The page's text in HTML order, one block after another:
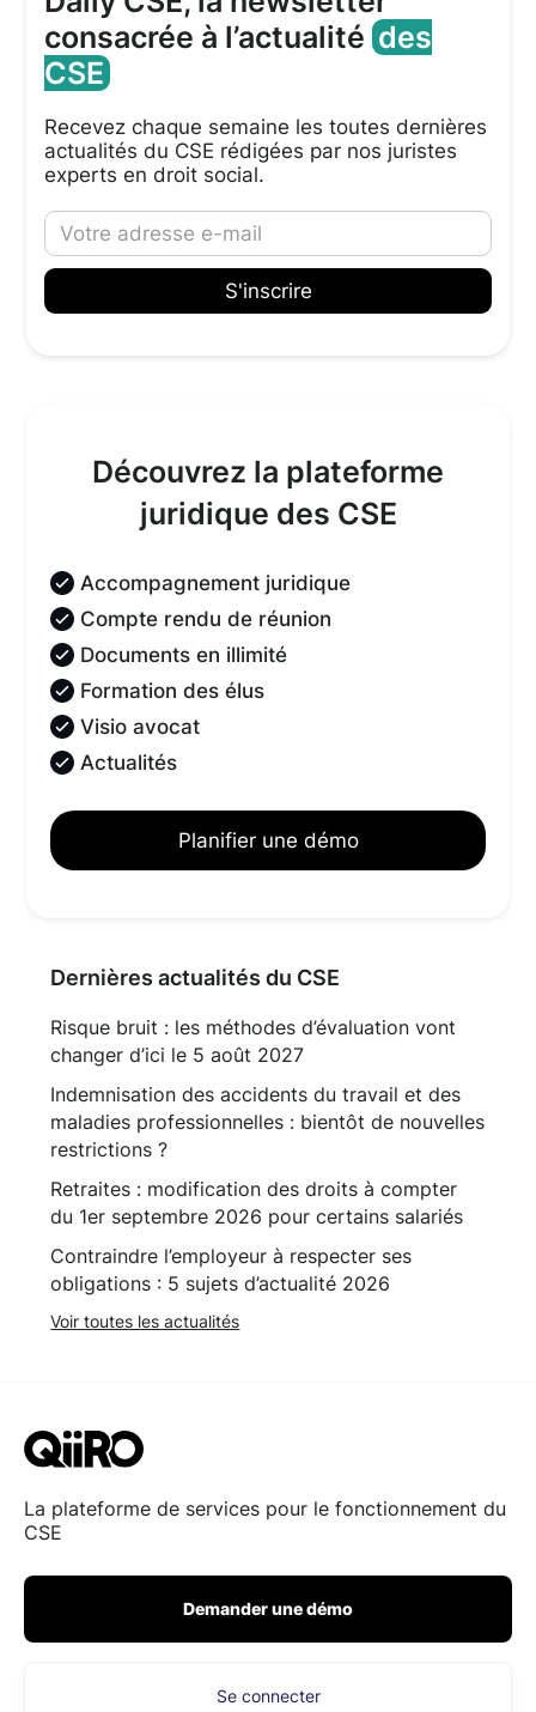
consacrée à l’actualitédes
CSE
Recevez chaque semaine les toutes dernières
actualités du CSE rédigées par nos juristes
experts en droit social.
Découvrez la plateforme
juridique des CSE
Accompagnement juridique
Compte rendu de réunion
Documents en illimité
Formation des élus
Visio avocat
Actualités
Planifier une démo
Dernières actualités du CSE
Risque bruit : les méthodes d’évaluation vont
changer d’ici le 5 août 2027
Indemnisation des accidents du travail et des
maladies professionnelles : bientôt de nouvelles
restrictions ?
Retraites : modification des droits à compter
du 1er septembre 2026 pour certains salariés
Contraindre l’employeur à respecter ses
obligations : 5 sujets d’actualité 2026
Voir toutes les actualités
La plateforme de services pour le fonctionnement du
CSE
Demander une démo
Se connecter